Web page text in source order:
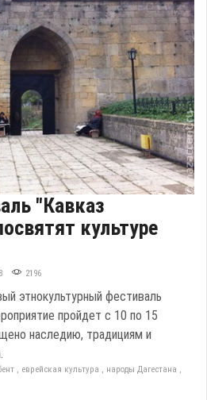
"Кавказ
культуре
2196
этнокультурный фестиваль
пройдет с 10 по 15
наследию, традициям и
, еврейская культура , народы Дагестана ,